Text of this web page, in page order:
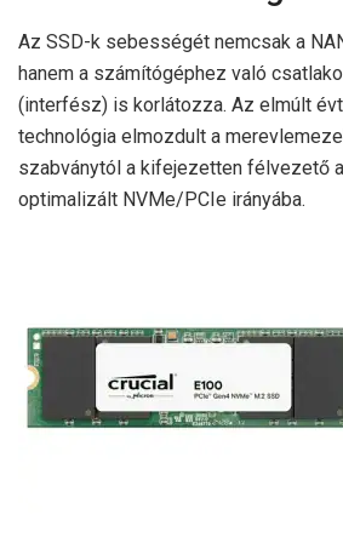
Az SSD-k sebességét nemcsak a
hanem a számítógéphez való
(interfész) is korlátozza. Az elmúlt
technológia elmozdult a
szabványtól a kifejezetten félvezető
optimalizált NVMe/PCIe irányába.